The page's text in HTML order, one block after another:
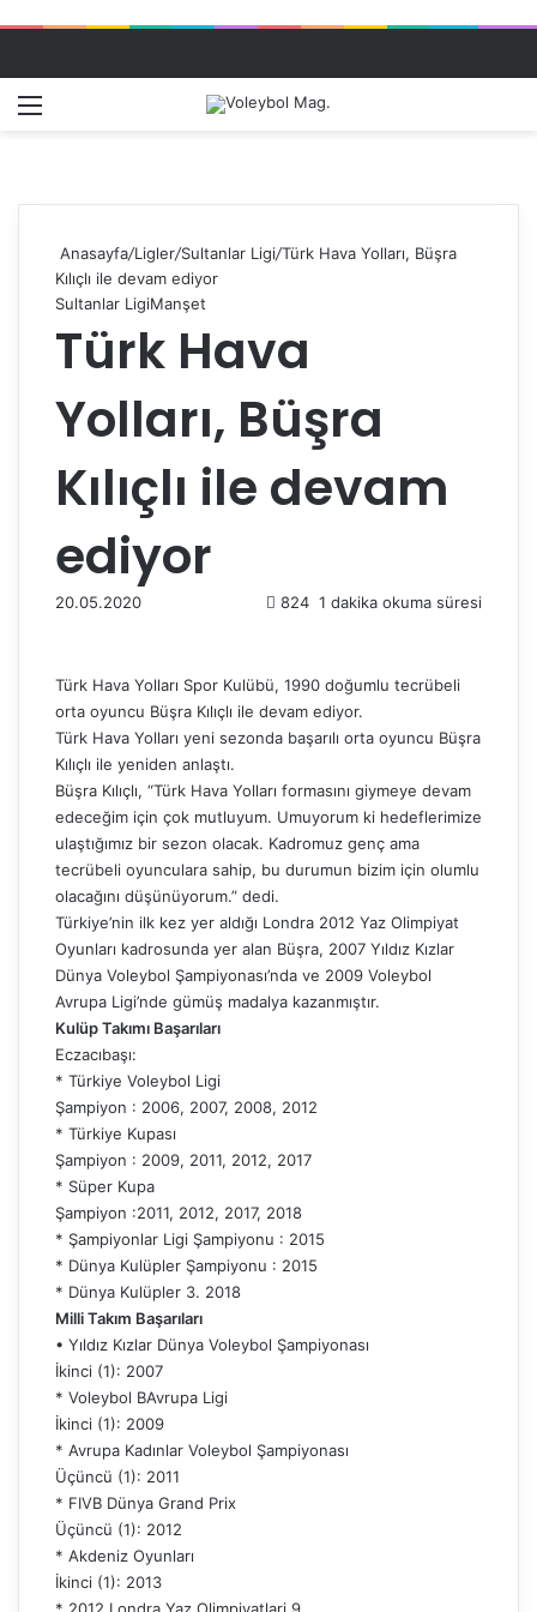
Anasayfa/Ligler/Sultanlar Ligi/Türk Hava Yolları, Büşra
Kılıçlı ile devam ediyor
Sultanlar LigiManşet
Türk Hava
Yolları, Büşra
Kılıçlı ile devam
ediyor
20.05.2020 824 1 dakika okuma süresi
Türk Hava Yolları Spor Kulübü, 1990 doğumlu tecrübeli
orta oyuncu Büşra Kılıçlı ile devam ediyor.
Türk Hava Yolları yeni sezonda başarılı orta oyuncu Büşra
Kılıçlı ile yeniden anlaştı.
Büşra Kılıçlı, “Türk Hava Yolları formasını giymeye devam
edeceğim için çok mutluyum. Umuyorum ki hedeflerimize
ulaştığımız bir sezon olacak. Kadromuz genç ama
tecrübeli oyunculara sahip, bu durumun bizim için olumlu
olacağını düşünüyorum.” dedi.
Türkiye’nin ilk kez yer aldığı Londra 2012 Yaz Olimpiyat
Oyunları kadrosunda yer alan Büşra, 2007 Yıldız Kızlar
Dünya Voleybol Şampiyonası’nda ve 2009 Voleybol
Avrupa Ligi’nde gümüş madalya kazanmıştır.
Kulüp Takımı Başarıları
Eczacıbaşı:
* Türkiye Voleybol Ligi
Şampiyon : 2006, 2007, 2008, 2012
* Türkiye Kupası
Şampiyon : 2009, 2011, 2012, 2017
* Süper Kupa
Şampiyon :2011, 2012, 2017, 2018
* Şampiyonlar Ligi Şampiyonu : 2015
* Dünya Kulüpler Şampiyonu : 2015
* Dünya Kulüpler 3. 2018
Milli Takım Başarıları
• Yıldız Kızlar Dünya Voleybol Şampiyonası
İkinci (1): 2007
* Voleybol BAvrupa Ligi
İkinci (1): 2009
* Avrupa Kadınlar Voleybol Şampiyonası
Üçüncü (1): 2011
* FIVB Dünya Grand Prix
Üçüncü (1): 2012
* Akdeniz Oyunları
İkinci (1): 2013